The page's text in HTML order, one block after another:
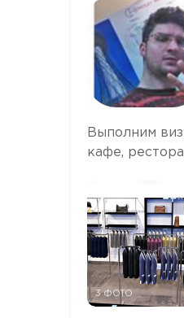
Выполним
кафе,
3 ФОТО